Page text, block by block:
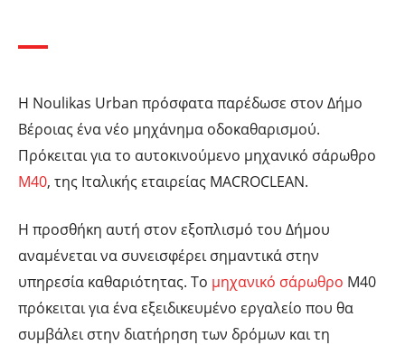
Η Noulikas Urban πρόσφατα παρέδωσε στον Δήμο
Βέροιας ένα νέο μηχάνημα οδοκαθαρισμού.
Πρόκειται για το αυτοκινούμενο μηχανικό σάρωθρο
Μ40, της Ιταλικής εταιρείας MACROCLEAN.
Η προσθήκη αυτή στον εξοπλισμό του Δήμου
αναμένεται να συνεισφέρει σημαντικά στην
υπηρεσία καθαριότητας. Το μηχανικό σάρωθρο Μ40
πρόκειται για ένα εξειδικευμένο εργαλείο που θα
συμβάλει στην διατήρηση των δρόμων και τη